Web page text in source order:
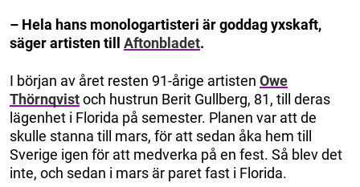
– Hela hans monologartisteri är goddag yxskaft,
säger artisten till Aftonbladet.
I början av året resten 91-årige artisten Owe
Thörnqvistoch hustrun Berit Gullberg, 81, till deras
lägenhet i Florida på semester. Planen var att de
skulle stanna till mars, för att sedan åka hem till
Sverige igen för att medverka på en fest. Så blev det
inte, och sedan i mars är paret fast i Florida.